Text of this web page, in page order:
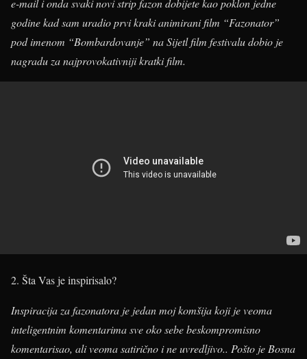
e-mail i onda svaki novi strip fazon dobijete kao poklon jedne
godine kad sam uradio prvi kraki animirani film “Fazonator”
pod imenom “Bombardovanje” na Sijetl film festivalu dobio je
nagradu za najprovokativniji kratki film.
2. Šta Vas je inspirisalo?
Inspiracija za fazonatora je jedan moj komšija koji je veoma
inteligentnim komentarima sve oko sebe beskompromisno
komentarisao, ali veoma satirično i ne uvredljivo.. Pošto je Bosna